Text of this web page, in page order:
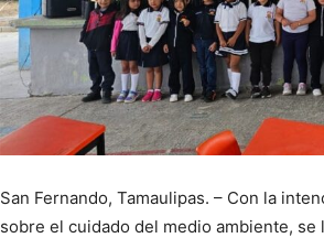
San Fernando, Tamaulipas. – Con la
sobre el cuidado del medio ambiente,